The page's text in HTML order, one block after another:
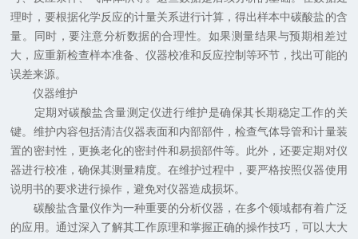
理时，要根据化学反应的计量关系进行计算，得出样本中碳酸盐的含
量。同时，要注意分析数据的合理性。如果测量结果与预期相差过
大，应重新检查样本准备、仪器校准和反应控制等环节，找出可能的
误差来源。
仪器维护
定期对碳酸盐含量测定仪进行维护是确保其长期稳定工作的关
键。维护内容包括清洁仪器表面和内部部件，检查气体导管和计量装
置的密封性，更换老化的密封件和易损部件等。此外，还要定期对仪
器进行校准，确保其测量精度。在维护过程中，要严格按照仪器使用
说明书的要求进行操作，避免对仪器造成损坏。
碳酸盐含量仪作为一种重要的分析仪器，在多个领域都有着广泛
的应用。通过深入了解其工作原理和掌握正确的操作技巧，可以大大